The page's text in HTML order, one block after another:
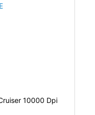
10000 Dpi